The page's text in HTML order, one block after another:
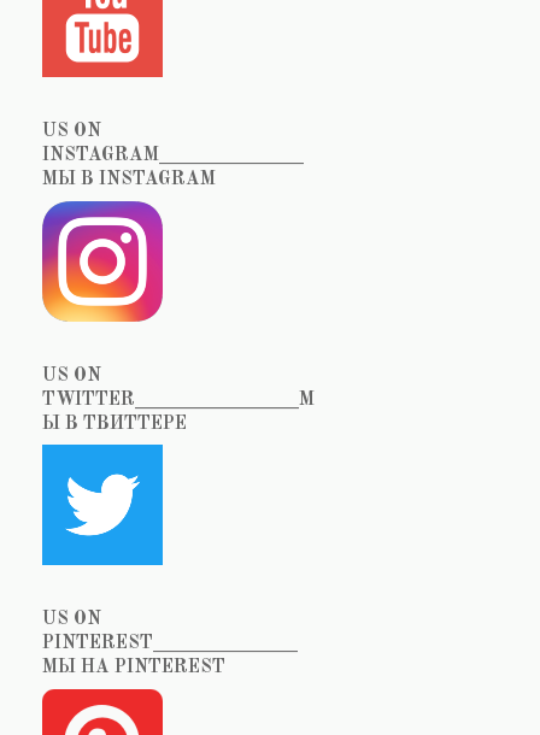
US ON
INSTAGRAM_______________
МЫ В INSTAGRAM
US ON
TWITTER_________________М
Ы В ТВИТТЕРЕ
US ON
PINTEREST_______________
МЫ НА PINTEREST